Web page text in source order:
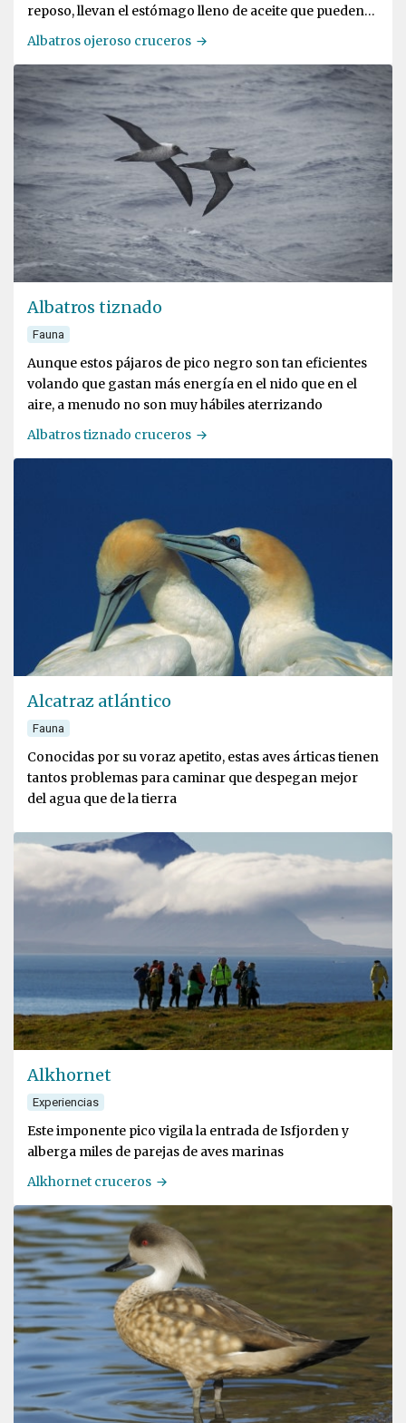
reposo, llevan el estómago lleno de aceite que pueden
escupir a sus posibles atacantes
Albatros ojeroso cruceros
Albatros tiznado
Fauna
Aunque estos pájaros de pico negro son tan eficientes
volando que gastan más energía en el nido que en el
aire, a menudo no son muy hábiles aterrizando
Albatros tiznado cruceros
Alcatraz atlántico
Fauna
Conocidas por su voraz apetito, estas aves árticas tienen
tantos problemas para caminar que despegan mejor
del agua que de la tierra
Alkhornet
Experiencias
Este imponente pico vigila la entrada de Isfjorden y
alberga miles de parejas de aves marinas
Alkhornet cruceros